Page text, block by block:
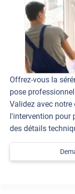
Offrez-vous la
pose
Validez avec notre
l'intervention pour
des détails